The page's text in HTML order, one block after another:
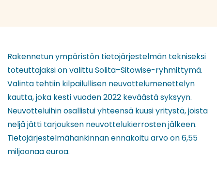
Rakennetun ympäristön tietojärjestelmän tekniseksi
toteuttajaksi on valittu Solita–Sitowise-ryhmittymä.
Valinta tehtiin kilpailullisen neuvottelumenettelyn
kautta, joka kesti vuoden 2022 keväästä syksyyn.
Neuvotteluihin osallistui yhteensä kuusi yritystä, joista
neljä jätti tarjouksen neuvottelukierrosten jälkeen.
Tietojärjestelmähankinnan ennakoitu arvo on 6,55
miljoonaa euroa.